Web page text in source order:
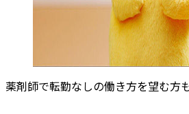
薬剤師で転勤なしの働き方を望む方